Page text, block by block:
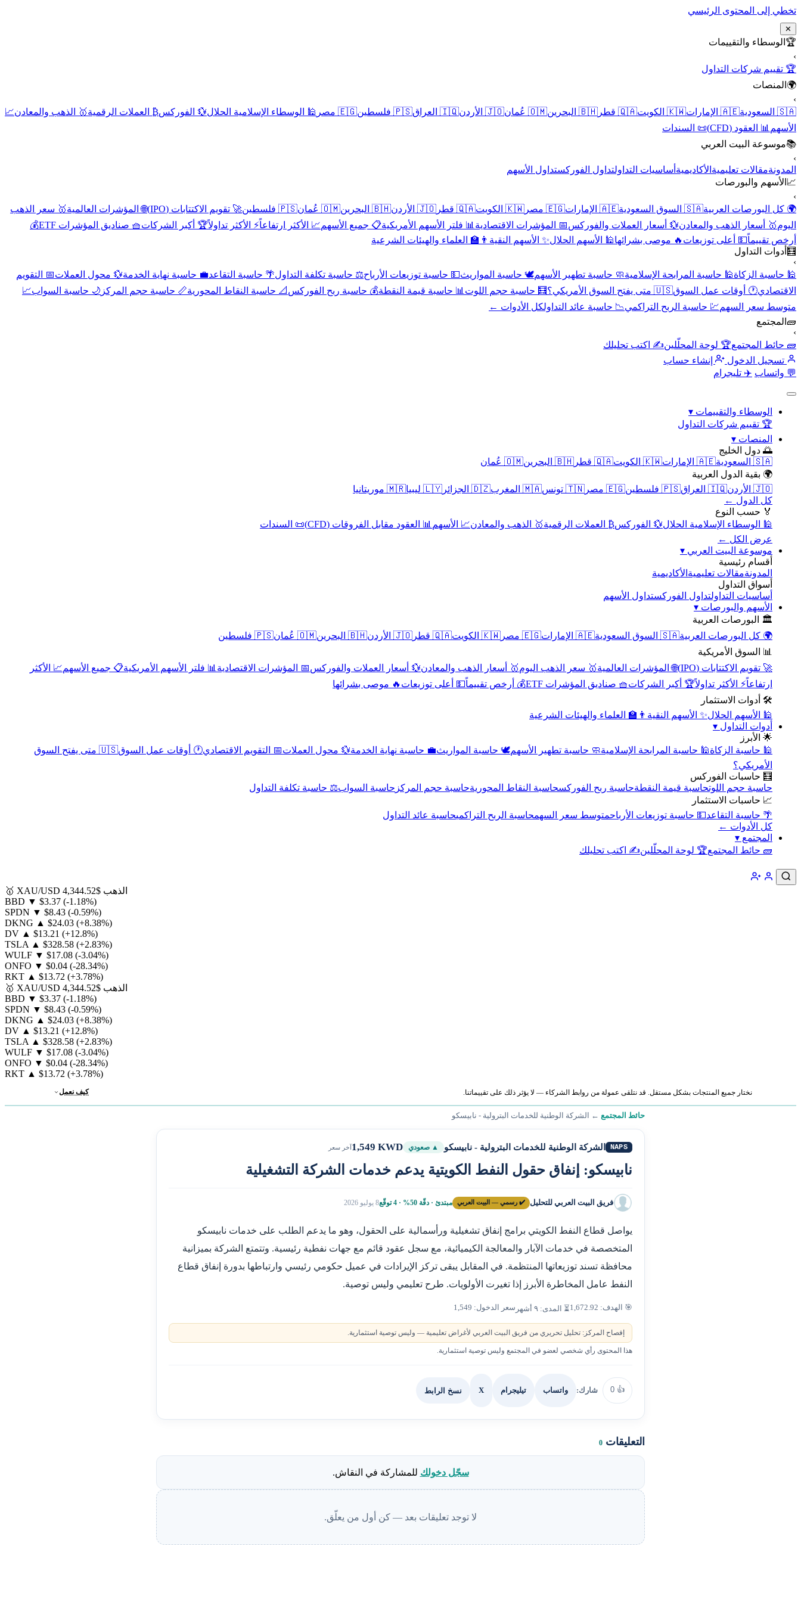
تخطي إلى المحتوى الرئيسي
✕
🏆 الوسطاء والتقييمات
›
🏆 تقييم شركات التداول
🌍 المنصات
›
🇸🇦 السعودية
🇦🇪 الإمارات 🇰🇼 الكويت 🇶🇦 قطر 🇧🇭 البحرين 🇴🇲 عُمان 🇯🇴 الأردن 🇮🇶 العراق 🇵🇸 فلسطين 🇪🇬 مصر 🕌 الوسطاء الإسلامية الحلال💱 الفوركس₿ العملات الرقمية🥇 الذهب والمعادن📈
الأسهم 📊 العقود (CFD)
📜 السندات
📚موسوعة البيت العربي
›
المدونةمقالات تعليمية الأكاديمية أساسيات التداولتداول الفوركستداول الأسهم
📈 الأسهم والبورصات
›
🌍 كل البورصات العربية🇸🇦 السوق السعودية 🇦🇪 الإمارات 🇪🇬 مصر 🇰🇼 الكويت 🇶🇦 قطر 🇯🇴 الأردن 🇧🇭 البحرين 🇴🇲 عُمان 🇵🇸 فلسطين 🚀 تقويم الاكتتابات (IPO) 🌐 المؤشرات العالمية🥇 سعر الذهب
اليوم🥇 أسعار الذهب والمعادن💱 أسعار العملات والفوركس📅 المؤشرات الاقتصادية 📊 فلتر الأسهم الأمريكية📋 جميع الأسهم📈 الأكثر ارتفاعاً⚡ الأكثر تداولاً🏆 أكبر الشركات🧺 صناديق المؤشرات ETF
💰
أرخص تقييماً💵 أعلى توزيعات 🔥 موصى بشرائها🕌 الأسهم الحلال✨ الأسهم النقية 👨‍🏫 العلماء والهيئات الشرعية
🧮 أدوات التداول
›
🕌 حاسبة الزكاة🕌 حاسبة المرابحة الإسلامية🧼 حاسبة تطهير الأسهم🕊️ حاسبة المواريث💵 حاسبة توزيعات الأرباح⚖️ حاسبة تكلفة التداول🌴 حاسبة التقاعد💼 حاسبة نهاية الخدمة💱 محول العملات📅 التقويم
الاقتصادي🕐 أوقات عمل السوق🇺🇸 متى يفتح السوق الأمريكي؟ 🧮 حاسبة حجم اللوت 📊 حاسبة قيمة النقطة💰 حاسبة ربح الفوركس 📐 حاسبة النقاط المحورية📏 حاسبة حجم المركز 🌙 حاسبة السواب📈
متوسط سعر السهم💹 حاسبة الربح التراكمي📉 حاسبة عائد التداولكل الأدوات ←
🧱 المجتمع
›
🧱 حائط المجتمع🏆 لوحة المحلّلين✍️ اكتب تحليلك
تسجيل الدخول
إنشاء حساب
💬 واتساب ✈️ تليجرام
الوسطاء والتقييمات ▾
🏆 تقييم شركات التداول
المنصات ▾
🌅 دول الخليج
🇸🇦 السعودية
🇦🇪 الإمارات 🇰🇼 الكويت 🇶🇦 قطر 🇧🇭 البحرين
🇴🇲 عُمان
🌍 بقية الدول العربية
🇯🇴 الأردن
🇮🇶 العراق 🇵🇸 فلسطين 🇪🇬 مصر 🇹🇳 تونس 🇲🇦 المغرب 🇩🇿 الجزائر 🇱🇾 ليبيا
🇲🇷 موريتانيا
كل الدول ←
🏅 حسب النوع
🕌 الوسطاء الإسلامية الحلال💱 الفوركس₿ العملات الرقمية🥇 الذهب والمعادن📈 الأسهم 📊 العقود مقابل الفروقات (CFD)
📜 السندات
عرض الكل ←
موسوعة البيت العربي ▾
أقسام رئيسية
المدونةمقالات تعليمية الأكاديمية
أسواق التداول
أساسيات التداولتداول الفوركستداول الأسهم
الأسهم والبورصات ▾
🏛️ البورصات العربية
🌍 كل البورصات العربية🇸🇦 السوق السعودية 🇦🇪 الإمارات 🇪🇬 مصر 🇰🇼 الكويت 🇶🇦 قطر 🇯🇴 الأردن 🇧🇭 البحرين 🇴🇲 عُمان
🇵🇸 فلسطين
📊 السوق الأمريكية
🚀 تقويم الاكتتابات (IPO)
🌐 المؤشرات العالمية🥇 سعر الذهب اليوم🥇 أسعار الذهب والمعادن💱 أسعار العملات والفوركس📅 المؤشرات الاقتصادية 📊 فلتر الأسهم الأمريكية📋 جميع الأسهم📈 الأكثر
ارتفاعاً⚡ الأكثر تداولاً🏆 أكبر الشركات🧺 صناديق المؤشرات ETF 💰 أرخص تقييماً💵 أعلى توزيعات 🔥 موصى بشرائها
🛠️ أدوات الاستثمار
🕌 الأسهم الحلال✨ الأسهم النقية 👨‍🏫 العلماء والهيئات الشرعية
أدوات التداول ▾
🌟 الأبرز
🕌 حاسبة الزكاة🕌 حاسبة المرابحة الإسلامية🧼 حاسبة تطهير الأسهم🕊️ حاسبة المواريث💼 حاسبة نهاية الخدمة💱 محول العملات📅 التقويم الاقتصادي🕐 أوقات عمل السوق
🇺🇸 متى يفتح السوق
الأمريكي؟
🧮 حاسبات الفوركس
حاسبة حجم اللوتحاسبة قيمة النقطةحاسبة ربح الفوركسحاسبة النقاط المحوريةحاسبة حجم المركز حاسبة السواب⚖️ حاسبة تكلفة التداول
📈 حاسبات الاستثمار
🌴 حاسبة التقاعد💵 حاسبة توزيعات الأرباحمتوسط سعر السهمحاسبة الربح التراكميحاسبة عائد التداول
كل الأدوات ←
المجتمع ▾
🧱 حائط المجتمع🏆 لوحة المحلّلين✍️ اكتب تحليلك
🥇 XAU/USD الذهب $4,344.52
BBD ▼ $3.37 (-1.18%)
SPDN ▼ $8.43 (-0.59%)
DKNG ▲ $24.03 (+8.38%)
DV ▲ $13.21 (+12.8%)
TSLA ▲ $328.58 (+2.83%)
WULF ▼ $17.08 (-3.04%)
ONFO ▼ $0.04 (-28.34%)
RKT ▲ $13.72 (+3.78%)
🥇 XAU/USD الذهب $4,344.52
BBD ▼ $3.37 (-1.18%)
SPDN ▼ $8.43 (-0.59%)
DKNG ▲ $24.03 (+8.38%)
DV ▲ $13.21 (+12.8%)
TSLA ▲ $328.58 (+2.83%)
WULF ▼ $17.08 (-3.04%)
ONFO ▼ $0.04 (-28.34%)
RKT ▲ $13.72 (+3.78%)
نختار جميع المنتجات بشكل مستقل. قد نتلقى عمولة من روابط الشركاء — لا يؤثر ذلك على تقييماتنا. كيف نعمل
حائط المجتمع ← الشركة الوطنية للخدمات البترولية - نابيسكو
NAPS الشركة الوطنية للخدمات البترولية - نابيسكو ▲ صعودي 1,549 KWDآخر سعر
نابيسكو: إنفاق حقول النفط الكويتية يدعم خدمات الشركة التشغيلية
فريق البيت العربي للتحليل ✔️ رسمي — البيت العربي مبتدئ · دقّة 50% · 4 توقّع 8 يوليو 2026
يواصل قطاع النفط الكويتي برامج إنفاق تشغيلية ورأسمالية على الحقول، وهو ما يدعم الطلب على خدمات نابيسكو
المتخصصة في خدمات الآبار والمعالجة الكيميائية، مع سجل عقود قائم مع جهات نفطية رئيسية. وتتمتع الشركة بميزانية
محافظة تسند توزيعاتها المنتظمة. في المقابل يبقى تركز الإيرادات في عميل حكومي رئيسي وارتباطها بدورة إنفاق قطاع
النفط عامل المخاطرة الأبرز إذا تغيرت الأولويات. طرح تعليمي وليس توصية.
🎯 الهدف: 1,672.92 ⏳ المدى: ٩ أشهر سعر الدخول: 1,549
إفصاح المركز: تحليل تحريري من فريق البيت العربي لأغراض تعليمية — وليس توصية استثمارية.
هذا المحتوى رأي شخصي لعضو في المجتمع وليس توصية استثمارية.
👍
0 شارك: واتساب تيليجرام X نسخ الرابط
التعليقات 0
سجّل دخولك للمشاركة في النقاش.
لا توجد تعليقات بعد — كن أول من يعلّق.